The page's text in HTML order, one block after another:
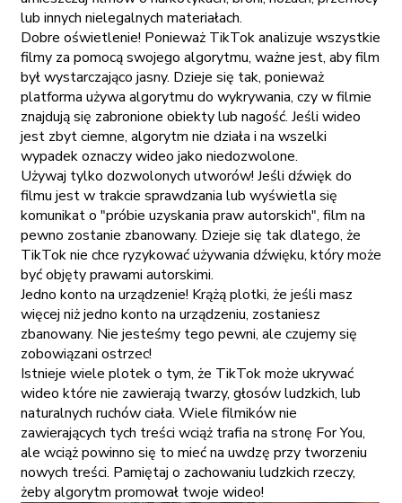
lub innych nielegalnych materiałach.
Dobre oświetlenie! Ponieważ TikTok analizuje wszystkie
filmy za pomocą swojego algorytmu, ważne jest, aby film
był wystarczająco jasny. Dzieje się tak, ponieważ
platforma używa algorytmu do wykrywania, czy w filmie
znajdują się zabronione obiekty lub nagość. Jeśli wideo
jest zbyt ciemne, algorytm nie działa i na wszelki
wypadek oznaczy wideo jako niedozwolone.
Używaj tylko dozwolonych utworów! Jeśli dźwięk do
filmu jest w trakcie sprawdzania lub wyświetla się
komunikat o "próbie uzyskania praw autorskich", film na
pewno zostanie zbanowany. Dzieje się tak dlatego, że
TikTok nie chce ryzykować używania dźwięku, który może
być objęty prawami autorskimi.
Jedno konto na urządzenie! Krążą plotki, że jeśli masz
więcej niż jedno konto na urządzeniu, zostaniesz
zbanowany. Nie jesteśmy tego pewni, ale czujemy się
zobowiązani ostrzec!
Istnieje wiele plotek o tym, że TikTok może ukrywać
wideo które nie zawierają twarzy, głosów ludzkich, lub
naturalnych ruchów ciała. Wiele filmików nie
zawierających tych treści wciąż trafia na stronę For You,
ale wciąż powinno się to mieć na uwdzę przy tworzeniu
nowych treści. Pamiętaj o zachowaniu ludzkich rzeczy,
żeby algorytm promował twoje wideo!